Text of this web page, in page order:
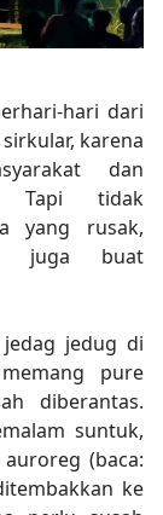
hari dari
karena
dan
Tapi tidak
yang rusak,
juga buat
jedug di
pure
diberantas.
suntuk,
(baca:
ke